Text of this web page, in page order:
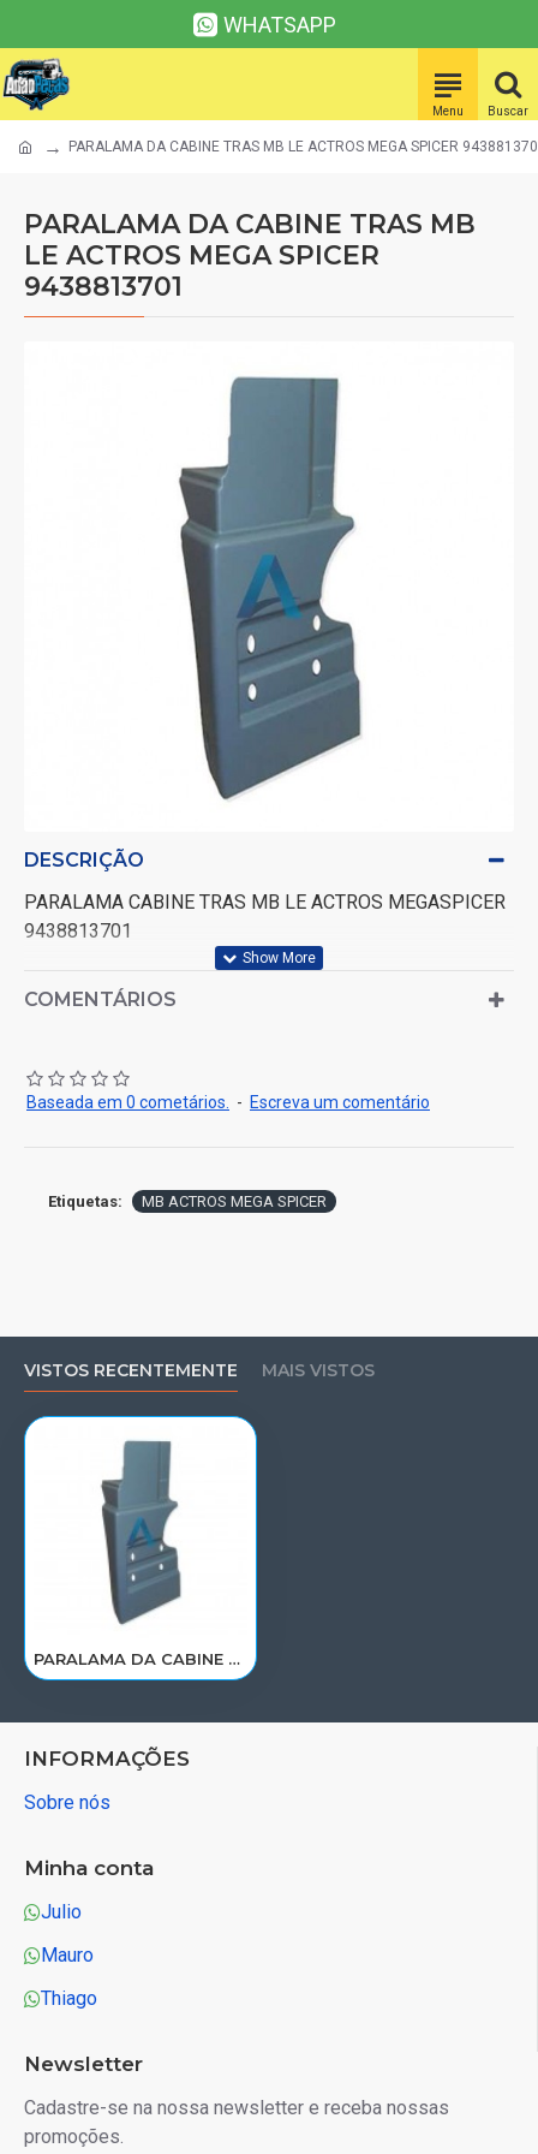
WHATSAPP
PARALAMA DA CABINE TRAS MB LE ACTROS MEGA SPICER
PARALAMA DA CABINE TRAS MB
LE ACTROS MEGA SPICER
9438813701
DESCRIÇÃO
PARALAMA CABINE TRAS MB LE ACTROS MEGASPICER
9438813701
COMENTÁRIOS
Baseada em 0 cometários. - Escreva um comentário
Etiquetas: MB ACTROS MEGA SPICER
VISTOS RECENTEMENTE MAIS VISTOS
PARALAMA DA CABINE TRAS MB LE ACTROS MEGA SPICER 9438813701
INFORMAÇÕES
Sobre nós
Minha conta
Julio
Mauro
Thiago
Newsletter
Cadastre-se na nossa newsletter e receba nossas
promoções.